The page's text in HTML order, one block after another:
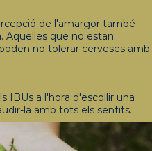
de l'amargor també
Aquelles que no estan
no tolerar cerveses amb
IBUs a l'hora d'escollir una
la amb tots els sentits.